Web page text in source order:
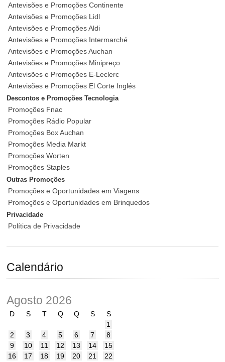
Antevisões e Promoções Continente
Antevisões e Promoções Lidl
Antevisões e Promoções Aldi
Antevisões e Promoções Intermarché
Antevisões e Promoções Auchan
Antevisões e Promoções Minipreço
Antevisões e Promoções E-Leclerc
Antevisões e Promoções El Corte Inglés
Descontos e Promoções Tecnologia
Promoções Fnac
Promoções Rádio Popular
Promoções Box Auchan
Promoções Media Markt
Promoções Worten
Promoções Staples
Outras Promoções
Promoções e Oportunidades em Viagens
Promoções e Oportunidades em Brinquedos
Privacidade
Política de Privacidade
Calendário
Agosto 2026
D S T Q Q S
S
1
2
3 4 5 6 7
8
9
10 11 12 13 14
15
16
17 18 19 20 21
22